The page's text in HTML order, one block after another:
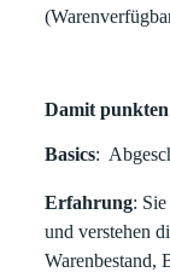
Damit punkten
Basics:
Erfahrung:
und verstehen
Warenbestand,